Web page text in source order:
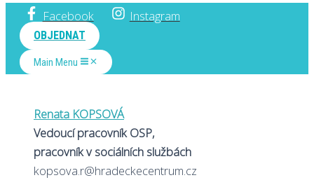
Facebook Instagram
OBJEDNAT
Main Menu
Renata KOPSOVÁ
Vedoucí pracovník OSP,
pracovník v sociálních službách
kopsova.r@hradeckecentrum.cz